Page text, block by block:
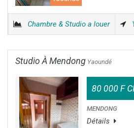
Chambre & Studio a louer
Studio À Mendong Yaoundé
80 000 F
MENDONG
Détails